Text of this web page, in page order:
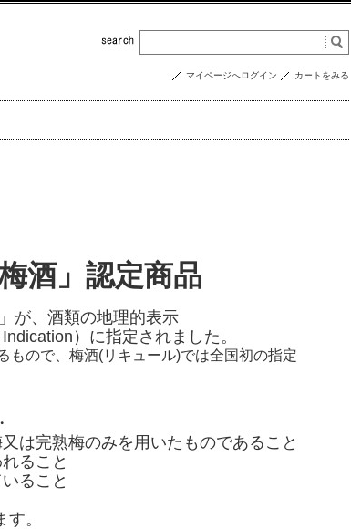
マイページへログイン カートをみる
酒」認定商品
が、酒類の地理的表示
）に指定されました。
もので、梅酒(リキュール)では全国初の指定
は完熟梅のみを用いたものであること
ること
ること
。